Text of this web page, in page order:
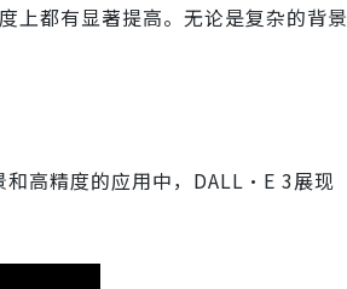
上都有显著提高。无论是复杂的背景
高精度的应用中，DALL·E 3展现